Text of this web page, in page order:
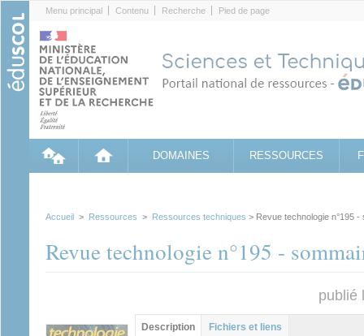
Menu principal Contenu Recherche Pied de page
DOMAINES RESSOURCES
Accueil > Ressources > Ressources techniques > Revue technologie n°195 -
Revue technologie n°195 -
publié
Groupe principal
Description (onglet
Fichiers et liens